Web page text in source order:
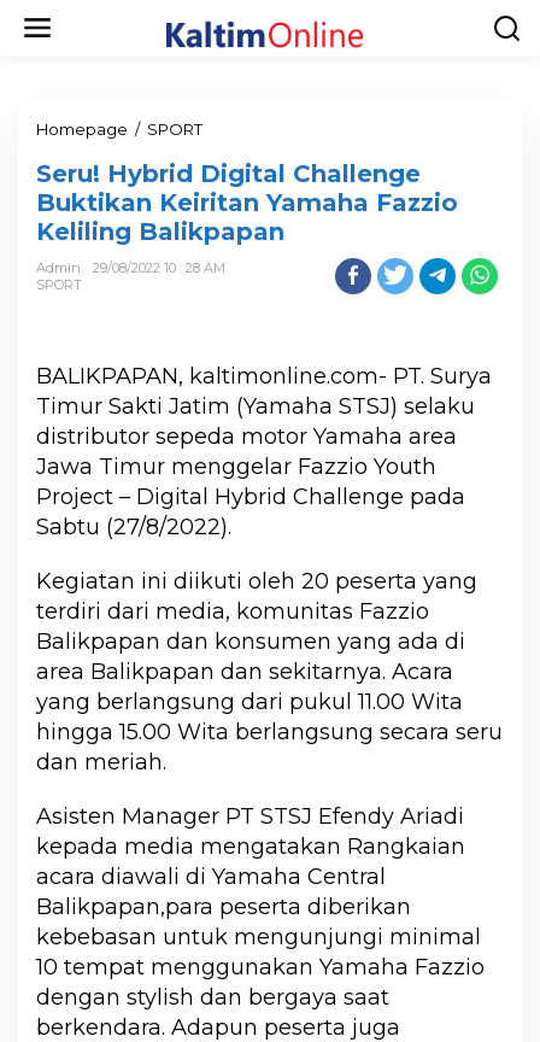
Homepage / SPORT
Seru! Hybrid Digital Challenge
Buktikan Keiritan Yamaha Fazzio
Keliling Balikpapan
Admin
29/08/2022 10 : 28 AM
SPORT
BALIKPAPAN, kaltimonline.com- PT. Surya
Timur Sakti Jatim (Yamaha STSJ) selaku
distributor sepeda motor Yamaha area
Jawa Timur menggelar Fazzio Youth
Project – Digital Hybrid Challenge pada
Sabtu (27/8/2022).
Kegiatan ini diikuti oleh 20 peserta yang
terdiri dari media, komunitas Fazzio
Balikpapan dan konsumen yang ada di
area Balikpapan dan sekitarnya. Acara
yang berlangsung dari pukul 11.00 Wita
hingga 15.00 Wita berlangsung secara seru
dan meriah.
Asisten Manager PT STSJ Efendy Ariadi
kepada media mengatakan Rangkaian
acara diawali di Yamaha Central
Balikpapan,para peserta diberikan
kebebasan untuk mengunjungi minimal
10 tempat menggunakan Yamaha Fazzio
dengan stylish dan bergaya saat
berkendara. Adapun peserta juga